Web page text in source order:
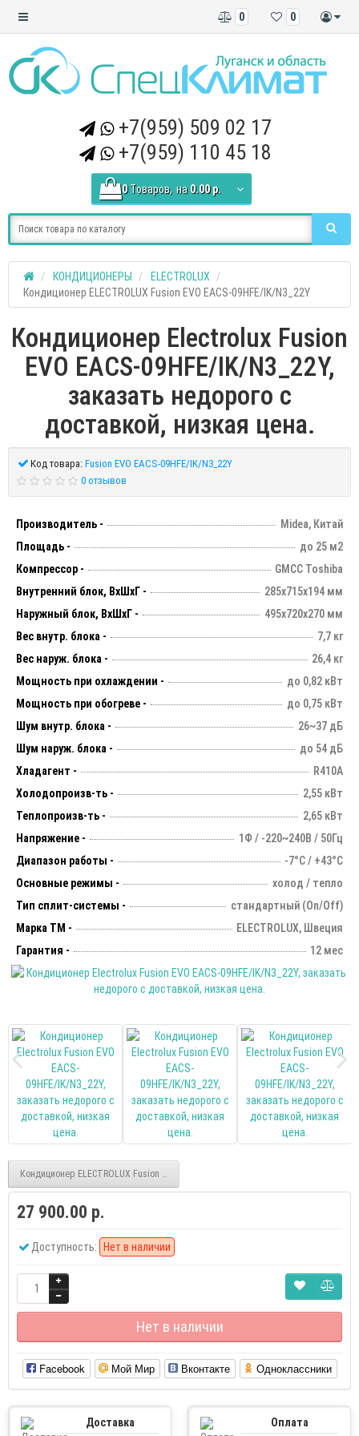
0
0
+7(959) 509 02 17
+7(959) 110 45 18
0 Tоваров, на 0.00 р.
КОНДИЦИОНЕРЫ
ELECTROLUX
Кондиционер ELECTROLUX Fusion EVO EACS-09HFE/IK/N3_22Y
Кондиционер Electrolux Fusion
EVO EACS-09HFE/IK/N3_22Y,
заказать недорого с
доставкой, низкая цена.
Код товара: Fusion EVO EACS-09HFE/IK/N3_22Y
0 отзывов
Производитель -
Midea, Китай
Площадь -
до 25 м2
Компрессор -
GMCC Toshiba
Внутренний блок, ВхШхГ -
285х715х194 мм
Наружный блок, ВхШхГ -
495х720х270 мм
Вес внутр. блока -
7,7 кг
Вес наруж. блока -
26,4 кг
Мощность при охлаждении -
до 0,82 кВт
Мощность при обогреве -
до 0,75 кВт
Шум внутр. блока -
26~37 дБ
Шум наруж. блока -
до 54 дБ
Хладагент -
R410A
Холодопроизв-ть -
2,55 кВт
Теплопроизв-ть -
2,65 кВт
Напряжение -
1Ф / -220~240В / 50Гц
Диапазон работы -
-7°С / +43°С
Основные режимы -
холод / тепло
Тип сплит-системы -
стандартный (On/Off)
Марка ТМ -
ELECTROLUX, Швеция
Гарантия -
12 мес
Кондиционер ELECTROLUX Fusion EVO EACS-12HFE/IK/N8_22Y
27 900.00 р.
Доступность: Нет в наличии
Нет в наличии
Facebook Мой Мир Вконтакте Одноклассники
Доставка Оплата